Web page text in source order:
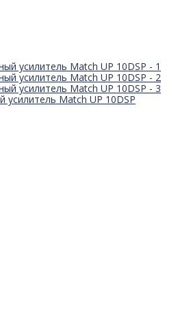
усилитель Match UP 10DSP